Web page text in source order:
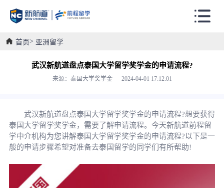
首页 亚洲留学
武汉新航道盘点泰国大学留学奖学金的申请流程?
来源：泰国大学奖学金 2024-04-01 17:12:01
武汉新航道盘点泰国大学留学奖学金的申请流程?想要获得
泰国大学留学奖学金，需要了解申请流程。今天新航道前程留
学中介机构为您讲解泰国大学留学奖学金的申请流程?以下是一
般的申请步骤希望对准备去泰国留学的同学们有所帮助!